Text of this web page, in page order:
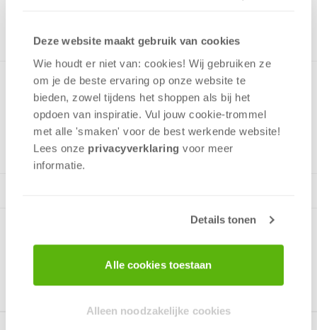
Deze website maakt gebruik van cookies
Wie houdt er niet van: cookies! Wij gebruiken ze
om je de beste ervaring op onze website te
bieden, zowel tijdens het shoppen als bij het
opdoen van inspiratie. Vul jouw cookie-trommel
met alle 'smaken' voor de best werkende website​!
Lees onze privacyverklaring voor meer
informatie.
Details tonen
Alle cookies toestaan
Alleen noodzakelijke cookies
v.a. 5 jaar